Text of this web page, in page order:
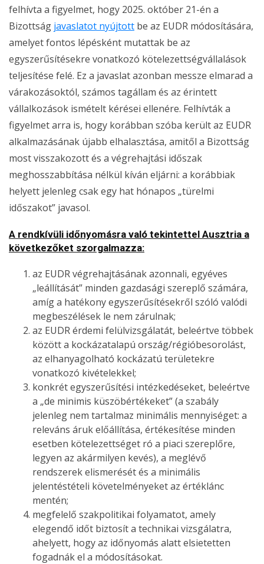
felhívta a figyelmet, hogy 2025. október 21-én a
Bizottság javaslatot nyújtott be az EUDR módosítására,
amelyet fontos lépésként mutattak be az
egyszerűsítésekre vonatkozó kötelezettségvállalások
teljesítése felé. Ez a javaslat azonban messze elmarad a
várakozásoktól, számos tagállam és az érintett
vállalkozások ismételt kérései ellenére. Felhívták a
figyelmet arra is, hogy korábban szóba került az EUDR
alkalmazásának újabb elhalasztása, amitől a Bizottság
most visszakozott és a végrehajtási időszak
meghosszabbítása nélkül kíván eljárni: a korábbiak
helyett jelenleg csak egy hat hónapos „türelmi
időszakot” javasol.
A rendkívüli időnyomásra való tekintettel Ausztria a
következőket szorgalmazza:
az EUDR végrehajtásának azonnali, egyéves
„leállítását” minden gazdasági szereplő számára,
amíg a hatékony egyszerűsítésekről szóló valódi
megbeszélések le nem zárulnak;
az EUDR érdemi felülvizsgálatát, beleértve többek
között a kockázatalapú ország/régióbesorolást,
az elhanyagolható kockázatú területekre
vonatkozó kivételekkel;
konkrét egyszerűsítési intézkedéseket, beleértve
a „de minimis küszöbértékeket” (a szabály
jelenleg nem tartalmaz minimális mennyiséget: a
releváns áruk előállítása, értékesítése minden
esetben kötelezettséget ró a piaci szereplőre,
legyen az akármilyen kevés), a meglévő
rendszerek elismerését és a minimális
jelentéstételi követelményeket az értéklánc
mentén;
megfelelő szakpolitikai folyamatot, amely
elegendő időt biztosít a technikai vizsgálatra,
ahelyett, hogy az időnyomás alatt elsietetten
fogadnák el a módosításokat.